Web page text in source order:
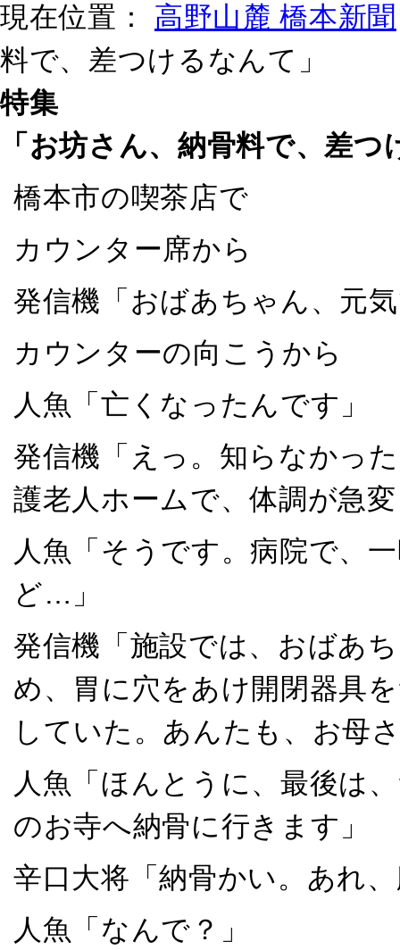
現在位置： 高野山麓 橋本新聞
料で、差つけるなんて」
特集
「お坊さん、納骨料で、差
橋本市の喫茶店で
カウンター席から
発信機「おばあちゃん、元
カウンターの向こうから
人魚「亡くなったんです」
発信機「えっ。知らなかっ
護老人ホームで、体調が急
人魚「そうです。病院で、
ど…」
発信機「施設では、おばあ
め、胃に穴をあけ開閉器具
していた。あんたも、お母
人魚「ほんとうに、最後は
のお寺へ納骨に行きます」
辛口大将「納骨かい。あれ
人魚「なんで？」